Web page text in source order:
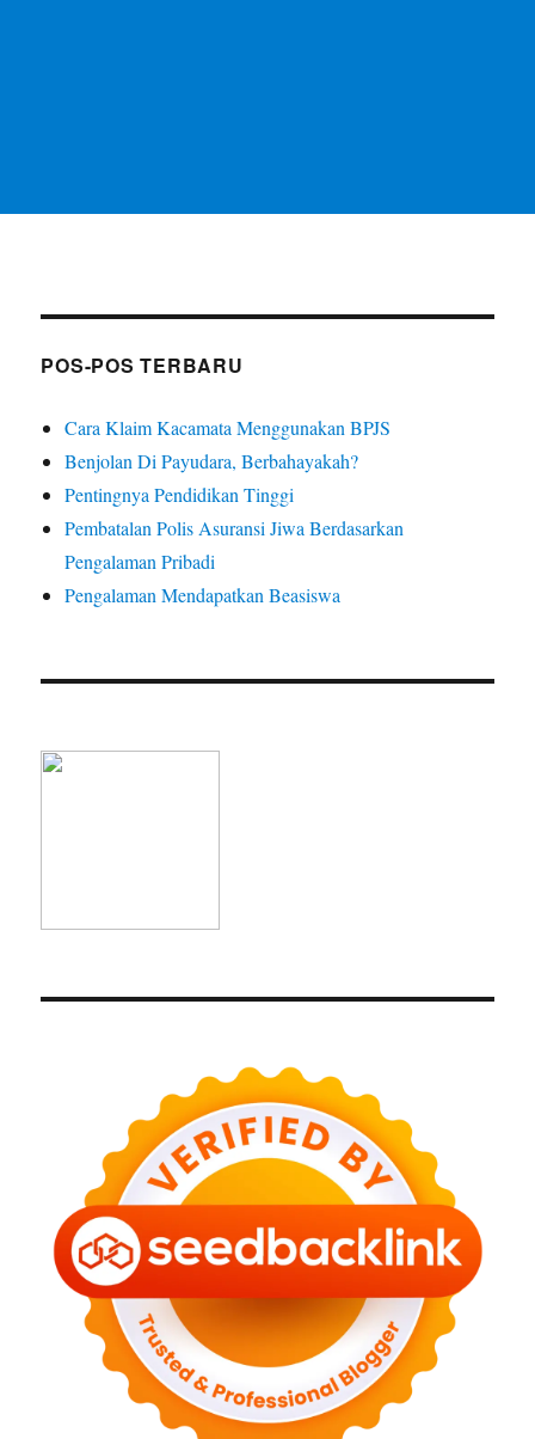
POS-POS TERBARU
Cara Klaim Kacamata Menggunakan BPJS
Benjolan Di Payudara, Berbahayakah?
Pentingnya Pendidikan Tinggi
Pembatalan Polis Asuransi Jiwa Berdasarkan
Pengalaman Pribadi
Pengalaman Mendapatkan Beasiswa